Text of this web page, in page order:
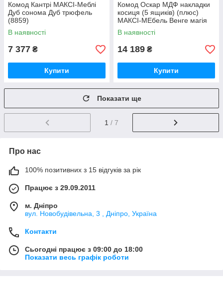
Комод Кантрі МАКСІ-Меблі
Дуб сонома Дуб трюфель
(8859)
В наявності
7 377 ₴
Купити
Комод Оскар МДФ накладки
косиця (5 ящиків) (плюс)
МАКСІ-МЕбель Венге магія
(8855)
В наявності
14 189 ₴
Купити
Показати ще
1 / 7
Про нас
100% позитивних з 15 відгуків за рік
Працює з 29.09.2011
м. Дніпро
вул. Новобудівельна, 3 , Дніпро, Україна
Контакти
Сьогодні працює з 09:00 до 18:00
Показати весь графік роботи